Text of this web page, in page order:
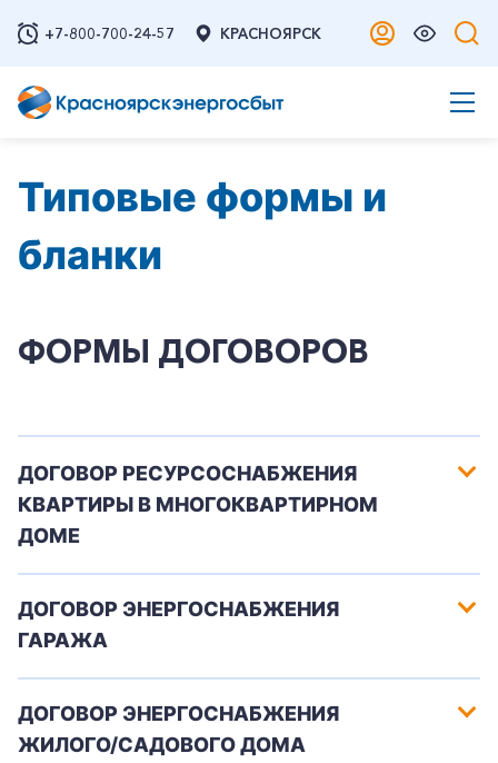
+7-800-700-24-57 КРАСНОЯРСК
Типовые формы и
бланки
ФОРМЫ ДОГОВОРОВ
ДОГОВОР РЕСУРСОСНАБЖЕНИЯ
КВАРТИРЫ В МНОГОКВАРТИРНОМ
ДОМЕ
ДОГОВОР ЭНЕРГОСНАБЖЕНИЯ
ГАРАЖА
ДОГОВОР ЭНЕРГОСНАБЖЕНИЯ
ЖИЛОГО/САДОВОГО ДОМА